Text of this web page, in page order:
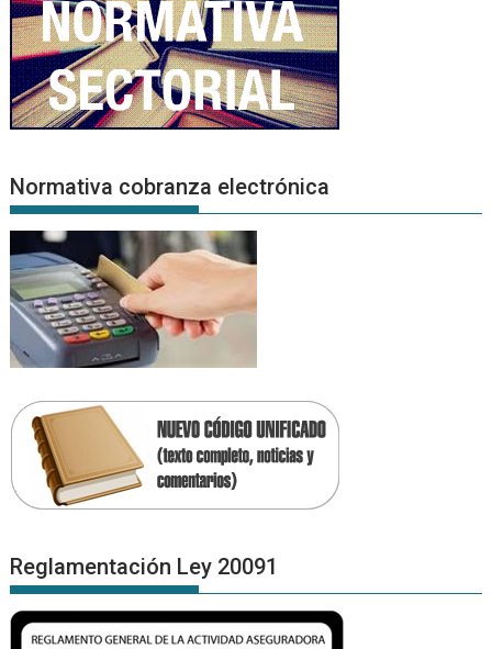
Normativa cobranza electrónica
Reglamentación Ley 20091